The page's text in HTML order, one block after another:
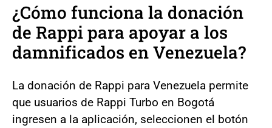
¿Cómo funciona la donación
de Rappi para apoyar a los
damnificados en Venezuela?
La donación de Rappi para Venezuela permite
que usuarios de Rappi Turbo en Bogotá
ingresen a la aplicación, seleccionen el botón